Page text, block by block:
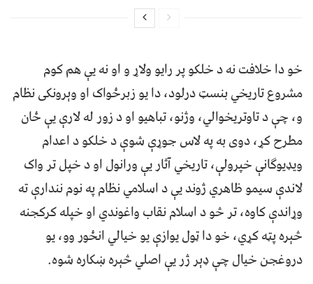
خو دا خلافت نه د خلکو پر رایو ولاړ و او نه یې هم کوم
مشروع تاریخي بنسټ درلود، دا یو زبرځواک او وېرونکی نظام
و، چې د تاوتریخوالي، وژنو، تباهیو او د زور له لارې یې ځان
مطرح کړ، دوی به په لاس جوړې شوې د خلکو د اعدام
ویډیوګانې خپرولې، تاریخي آثار یې ورانول او د خپل تر واک
لاندې سیمو ظاهري ژوند یې د اسلامي نظام په نوم نندارې ته
وړاندې کاوه، تر څو د اسلام نقاب واغوندي او خپله کرکجنه
څېره پټه کړي، خو دا ټول یوازې یو خیالي انځور وو، یو
دروغجن خیال چې ډېر ژر یې اصلي څېره ښکاره شوه.